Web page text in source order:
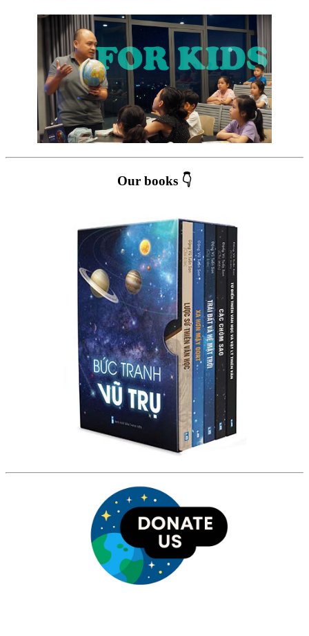
Our books 👇